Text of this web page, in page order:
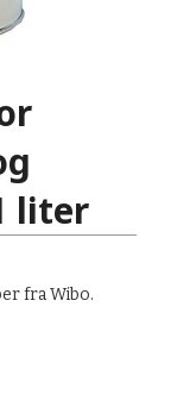
liter
fra Wibo.